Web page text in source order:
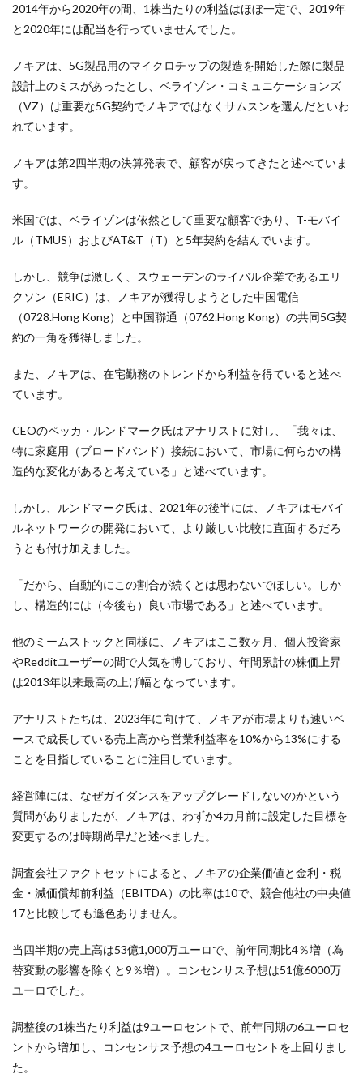
2014年から2020年の間、1株当たりの利益はほぼ一定で、2019年
と2020年には配当を行っていませんでした。
ノキアは、5G製品用のマイクロチップの製造を開始した際に製品
設計上のミスがあったとし、ベライゾン・コミュニケーションズ
（VZ）は重要な5G契約でノキアではなくサムスンを選んだといわ
れています。
ノキアは第2四半期の決算発表で、顧客が戻ってきたと述べていま
す。
米国では、ベライゾンは依然として重要な顧客であり、T-モバイ
ル（TMUS）およびAT&T（T）と5年契約を結んでいます。
しかし、競争は激しく、スウェーデンのライバル企業であるエリ
クソン（ERIC）は、ノキアが獲得しようとした中国電信
（0728.Hong Kong）と中国聯通（0762.Hong Kong）の共同5G契
約の一角を獲得しました。
また、ノキアは、在宅勤務のトレンドから利益を得ていると述べ
ています。
CEOのペッカ・ルンドマーク氏はアナリストに対し、「我々は、
特に家庭用（ブロードバンド）接続において、市場に何らかの構
造的な変化があると考えている」と述べています。
しかし、ルンドマーク氏は、2021年の後半には、ノキアはモバイ
ルネットワークの開発において、より厳しい比較に直面するだろ
うとも付け加えました。
「だから、自動的にこの割合が続くとは思わないでほしい。しか
し、構造的には（今後も）良い市場である」と述べています。
他のミームストックと同様に、ノキアはここ数ヶ月、個人投資家
やRedditユーザーの間で人気を博しており、年間累計の株価上昇
は2013年以来最高の上げ幅となっています。
アナリストたちは、2023年に向けて、ノキアが市場よりも速いペ
ースで成長している売上高から営業利益率を10%から13%にする
ことを目指していることに注目しています。
経営陣には、なぜガイダンスをアップグレードしないのかという
質問がありましたが、ノキアは、わずか4カ月前に設定した目標を
変更するのは時期尚早だと述べました。
調査会社ファクトセットによると、ノキアの企業価値と金利・税
金・減価償却前利益（EBITDA）の比率は10で、競合他社の中央値
17と比較しても遜色ありません。
当四半期の売上高は53億1,000万ユーロで、前年同期比4％増（為
替変動の影響を除くと9％増）。コンセンサス予想は51億6000万
ユーロでした。
調整後の1株当たり利益は9ユーロセントで、前年同期の6ユーロセ
ントから増加し、コンセンサス予想の4ユーロセントを上回りまし
た。